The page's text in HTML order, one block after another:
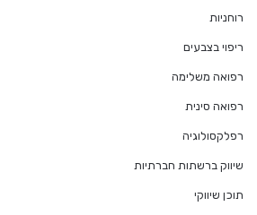
רוחניות
ריפוי בצבעים
רפואה משלימה
רפואה סינית
רפלקסולוגיה
שיווק ברשתות חברתיות
תוכן שיווקי